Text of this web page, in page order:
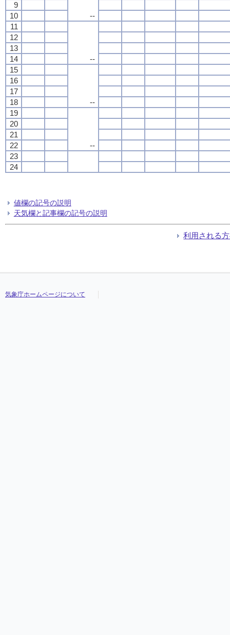
--
9
10
11
--
12
13
14
15
--
16
17
18
19
--
20
21
22
23
24
値欄の記号の説明
天気欄と記事欄の記号の説明
利用される
気象庁ホームページについて